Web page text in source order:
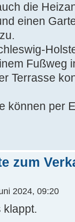
die
einen
Fußweg
Terrasse
können per
zum
2024, 09:20
klappt.